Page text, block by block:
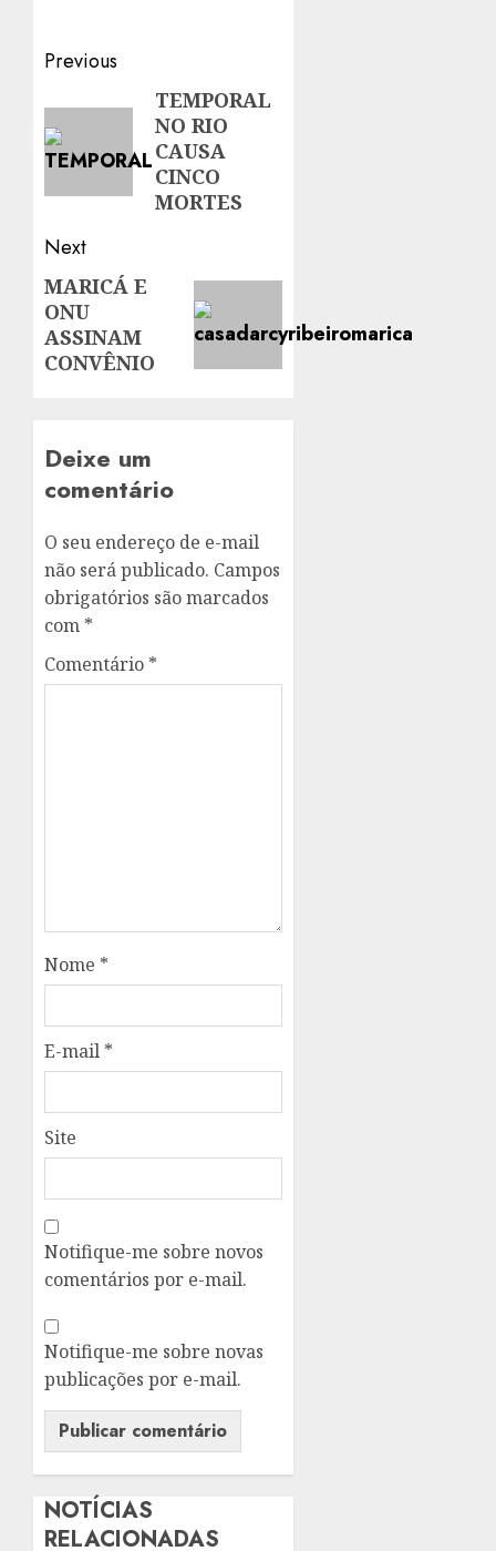
Post
navigation
Previous
Previous
post:
TEMPORAL
NO RIO
CAUSA
CINCO
MORTES
Next
Next
post:
MARICÁ E
ONU
ASSINAM
CONVÊNIO
Deixe um
comentário
O seu endereço de e-mail
não será publicado. Campos
obrigatórios são marcados
com *
Comentário *
Nome *
E-mail *
Site
Notifique-me sobre novos
comentários por e-mail.
Notifique-me sobre novas
publicações por e-mail.
NOTÍCIAS
RELACIONADAS